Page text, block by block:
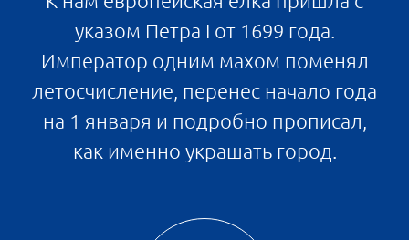
неспешного, так и очень активного. Так, в
глубине «Парадного ансамбля» будет
устроена площадь — похожая на те, что
расположены в центре старинных
или собора. Ее отведут для ярмарок, гуляний
и других праздников. На Новый год или под
Рождество можно будет бродить среди ярких
гирлянд и продавцов сладостей, погружаясь в